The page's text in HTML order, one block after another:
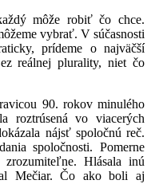
môže robiť čo chce.
vybrať. V súčasnosti
prídeme o najväčší
reálnej plurality, niet čo
90. rokov minulého
roztrúsená vo viacerých
nájsť spoločnú reč.
spoločnosti. Pomerne
Hlásala inú
Mečiar. Čo ako boli aj